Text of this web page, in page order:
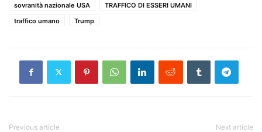
sovranità nazionale USA
TRAFFICO DI ESSERI UMANI
traffico umano
Trump
Previous article Next article